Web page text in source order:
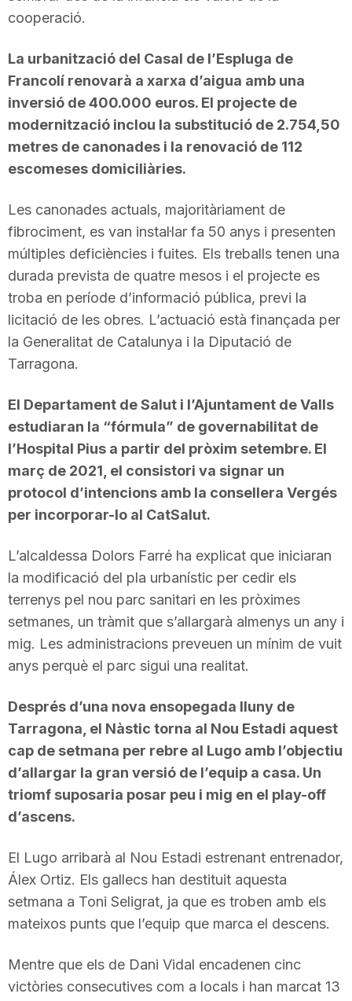
cooperació.
La urbanització del Casal de l’Espluga de
Francolí renovarà a xarxa d’aigua amb una
inversió de 400.000 euros. El projecte de
modernització inclou la substitució de 2.754,50
metres de canonades i la renovació de 112
escomeses domiciliàries.
Les canonades actuals, majoritàriament de
fibrociment, es van instal·lar fa 50 anys i presenten
múltiples deficiències i fuites. Els treballs tenen una
durada prevista de quatre mesos i el projecte es
troba en període d’informació pública, previ la
licitació de les obres. L’actuació està finançada per
la Generalitat de Catalunya i la Diputació de
Tarragona.
El Departament de Salut i l’Ajuntament de Valls
estudiaran la “fórmula” de governabilitat de
l’Hospital Pius a partir del pròxim setembre. El
març de 2021, el consistori va signar un
protocol d’intencions amb la consellera Vergés
per incorporar-lo al CatSalut.
L’alcaldessa Dolors Farré ha explicat que iniciaran
la modificació del pla urbanístic per cedir els
terrenys pel nou parc sanitari en les pròximes
setmanes, un tràmit que s’allargarà almenys un any i
mig. Les administracions preveuen un mínim de vuit
anys perquè el parc sigui una realitat.
Després d’una nova ensopegada lluny de
Tarragona, el Nàstic torna al Nou Estadi aquest
cap de setmana per rebre al Lugo amb l’objectiu
d’allargar la gran versió de l’equip a casa. Un
triomf suposaria posar peu i mig en el play-off
d’ascens.
El Lugo arribarà al Nou Estadi estrenant entrenador,
Álex Ortiz. Els gallecs han destituit aquesta
setmana a Toni Seligrat, ja que es troben amb els
mateixos punts que l’equip que marca el descens.
Mentre que els de Dani Vidal encadenen cinc
victòries consecutives com a locals i han marcat 13